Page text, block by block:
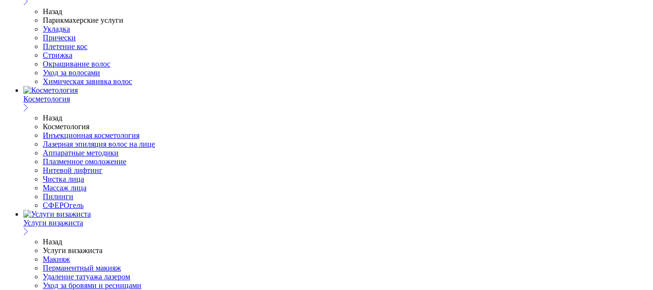
Назад
Парикмахерские услуги
Укладка
Прически
Плетение кос
Стрижка
Окрашивание волос
Уход за волосами
Химическая завивка волос
Косметология
Назад
Косметология
Инъекционная косметология
Лазерная эпиляция волос на лице
Аппаратные методики
Плазменное омоложение
Нитевой лифтинг
Чистка лица
Массаж лица
Пилинги
СФЕРОгель
Услуги визажиста
Назад
Услуги визажиста
Макияж
Перманентный макияж
Удаление татуажа лазером
Уход за бровями и ресницами